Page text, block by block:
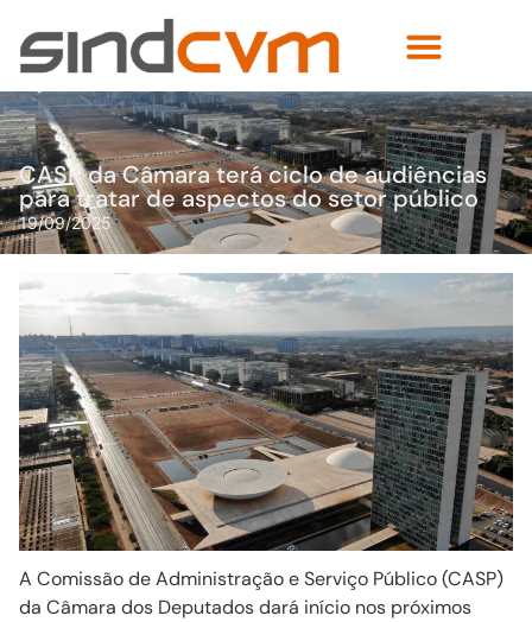
CASP da Câmara terá ciclo de audiências
para tratar de aspectos do setor público
19/09/2025
A Comissão de Administração e Serviço Público (CASP)
da Câmara dos Deputados dará início nos próximos